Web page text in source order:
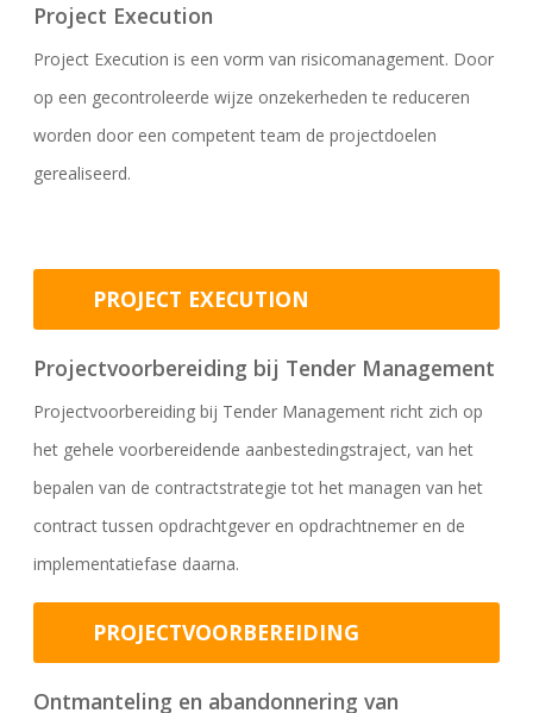
Project Execution
Project Execution is een vorm van risicomanagement. Door
op een gecontroleerde wijze onzekerheden te reduceren
worden door een competent team de projectdoelen
gerealiseerd.
PROJECT EXECUTION
Projectvoorbereiding bij Tender Management
Projectvoorbereiding bij Tender Management richt zich op
het gehele voorbereidende aanbestedingstraject, van het
bepalen van de contractstrategie tot het managen van het
contract tussen opdrachtgever en opdrachtnemer en de
implementatiefase daarna.
PROJECTVOORBEREIDING
Ontmanteling en abandonnering van